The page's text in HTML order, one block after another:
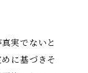
実でないと
に基づきそ